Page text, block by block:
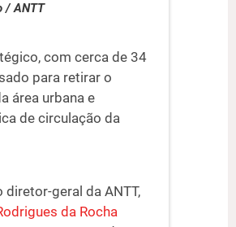
/ ANTT
com cerca de 34
para retirar o
área urbana e
de circulação da
diretor-geral da ANTT,
da Rocha